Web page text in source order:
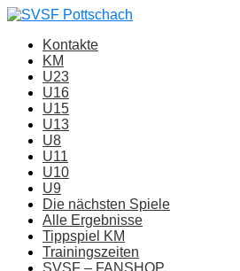
Kontakte
KM
U23
U16
U15
U13
U8
U11
U10
U9
Die nächsten Spiele
Alle Ergebnisse
Tippspiel KM
Trainingszeiten
SVSF – FANSHOP